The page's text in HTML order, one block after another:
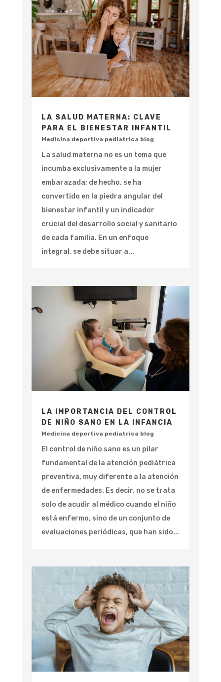
LA SALUD MATERNA: CLAVE
PARA EL BIENESTAR INFANTIL
Medicina deportiva pediatrica blog
La salud materna no es un tema que
incumba exclusivamente a la mujer
embarazada; de hecho, se ha
convertido en la piedra angular del
bienestar infantil y un indicador
crucial del desarrollo social y sanitario
de cada familia. En un enfoque
integral, se debe situar a...
LA IMPORTANCIA DEL CONTROL
DE NIÑO SANO EN LA INFANCIA
Medicina deportiva pediatrica blog
El control de niño sano es un pilar
fundamental de la atención pediátrica
preventiva, muy diferente a la atención
de enfermedades. Es decir, no se trata
solo de acudir al médico cuando el niño
está enfermo, sino de un conjunto de
evaluaciones periódicas, que han sido...